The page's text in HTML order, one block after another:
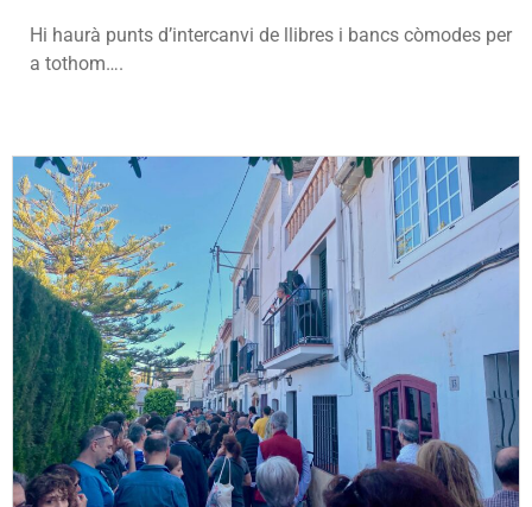
Hi haurà punts d’intercanvi de llibres i bancs còmodes per
a tothom….